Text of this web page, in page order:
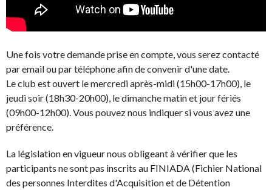
Une fois votre demande prise en compte, vous serez contacté
par email ou par téléphone afin de convenir d'une date.
Le club est ouvert le mercredi après-midi (15h00-17h00), le
jeudi soir (18h30-20h00), le dimanche matin et jour fériés
(09h00-12h00). Vous pouvez nous indiquer si vous avez une
préférence.
La législation en vigueur nous obligeant à vérifier que les
participants ne sont pas inscrits au FINIADA (Fichier National
des personnes Interdites d'Acquisition et de Détention